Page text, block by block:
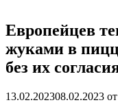
Европейцев
жуками в
без их
13.02.202308.02.2023 от